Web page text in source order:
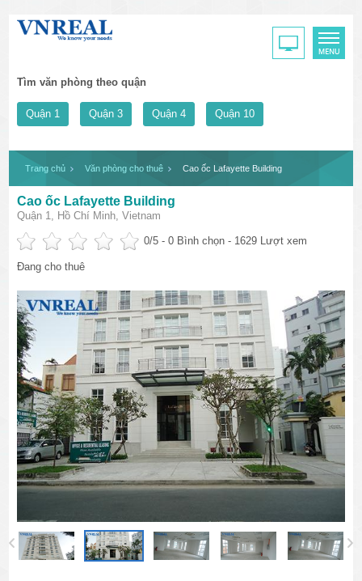
Tìm văn phòng theo quận
Quận 1 Quận 3 Quận 4 Quận 10
Trang chủ Văn phòng cho thuê Cao ốc Lafayette Building
Cao ốc Lafayette Building
Quận 1, Hồ Chí Minh, Vietnam
0/5 -0 Bình chọn - 1629 Lượt xem
Đang cho thuê
văn phòng cho thuê quận 3
cao ốc văn phòng quận 3